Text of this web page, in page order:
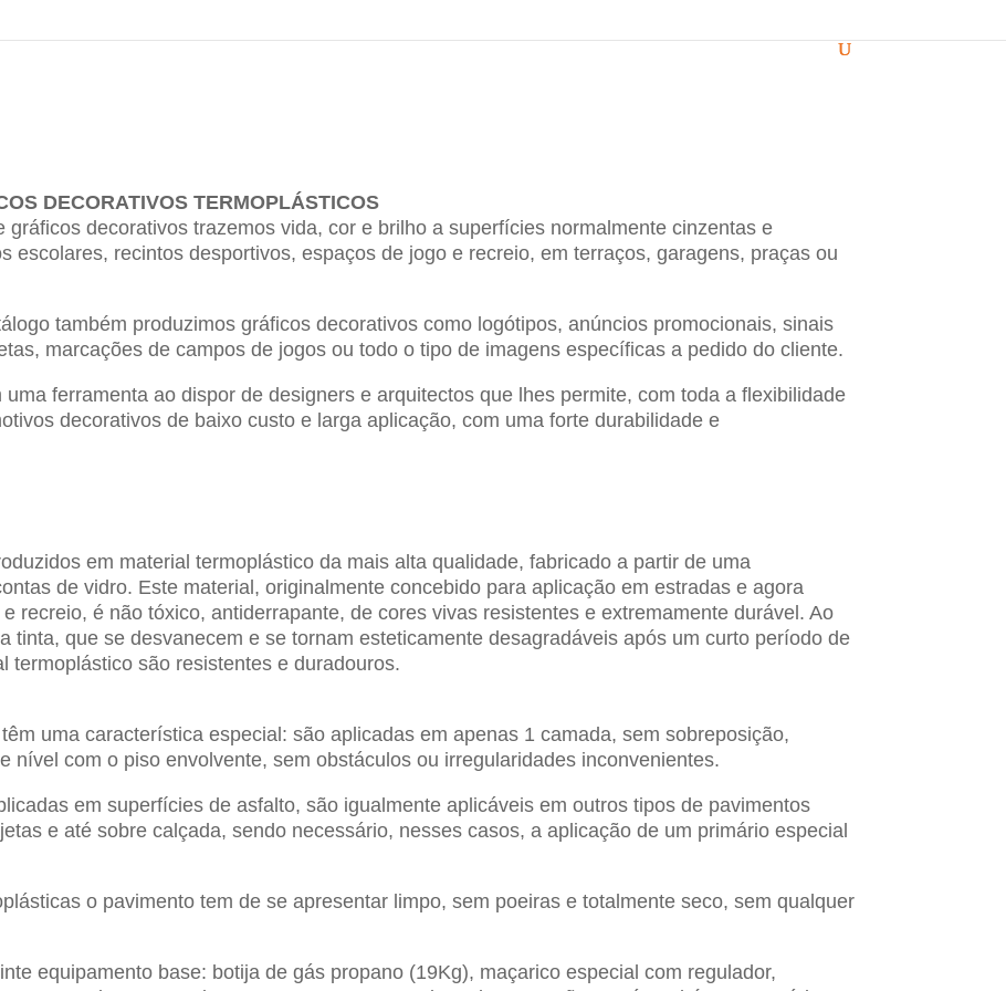
DECORATIVOS TERMOPLÁSTICOS
gráficos decorativos trazemos vida, cor e brilho a superfícies normalmente cinzentas e
escolares, recintos desportivos, espaços de jogo e recreio, em terraços, garagens, praças ou
também produzimos gráficos decorativos como logótipos, anúncios promocionais, sinais
marcações de campos de jogos ou todo o tipo de imagens específicas a pedido do cliente.
ferramenta ao dispor de designers e arquitectos que lhes permite, com toda a flexibilidade
decorativos de baixo custo e larga aplicação, com uma forte durabilidade e
em material termoplástico da mais alta qualidade, fabricado a partir de uma
de vidro. Este material, originalmente concebido para aplicação em estradas e agora
recreio, é não tóxico, antiderrapante, de cores vivas resistentes e extremamente durável. Ao
tinta, que se desvanecem e se tornam esteticamente desagradáveis após um curto período de
termoplástico são resistentes e duradouros.
uma característica especial: são aplicadas em apenas 1 camada, sem sobreposição,
nível com o piso envolvente, sem obstáculos ou irregularidades inconvenientes.
em superfícies de asfalto, são igualmente aplicáveis em outros tipos de pavimentos
e até sobre calçada, sendo necessário, nesses casos, a aplicação de um primário especial
o pavimento tem de se apresentar limpo, sem poeiras e totalmente seco, sem qualquer
equipamento base: botija de gás propano (19Kg), maçarico especial com regulador,